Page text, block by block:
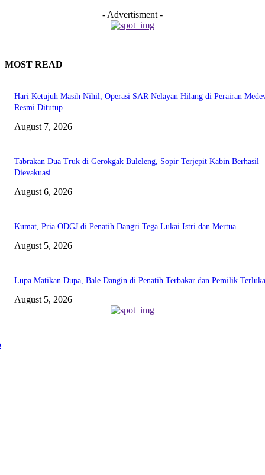
- Advertisment -
MOST READ
Hari Ketujuh Masih Nihil, Operasi SAR Nelayan Hilang di Perairan
Resmi Ditutup
August 7, 2026
Tabrakan Dua Truk di Gerokgak Buleleng, Sopir Terjepit Kabin Berhasil
Dievakuasi
August 6, 2026
Kumat, Pria ODGJ di Penatih Dangri Tega Lukai Istri dan Mertua
August 5, 2026
Lupa Matikan Dupa, Bale Dangin di Penatih Terbakar dan Pemilik Terluka
August 5, 2026